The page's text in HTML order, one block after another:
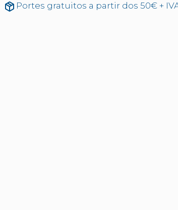
Portes gratuitos a partir dos 50€ +